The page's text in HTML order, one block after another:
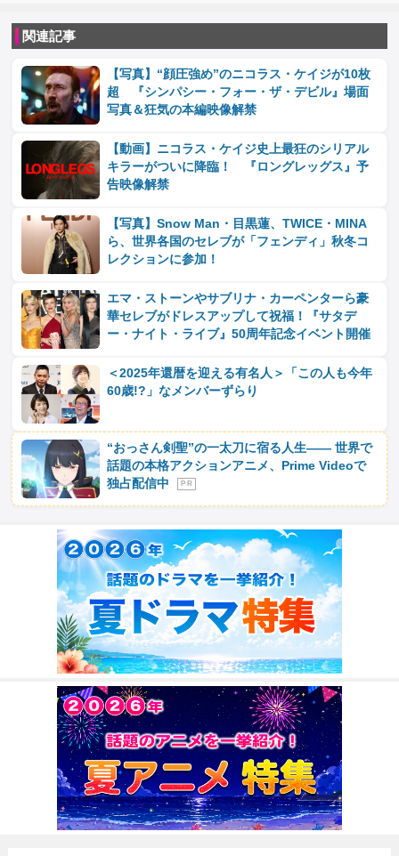
関連記事
【写真】“顔圧強め”のニコラス・ケイジが10枚
超 『シンパシー・フォー・ザ・デビル』場面
写真＆狂気の本編映像解禁
【動画】ニコラス・ケイジ史上最狂のシリアル
キラーがついに降臨！ 『ロングレッグス』予
告映像解禁
【写真】Snow Man・目黒蓮、TWICE・MINA
ら、世界各国のセレブが「フェンディ」秋冬コ
レクションに参加！
エマ・ストーンやサブリナ・カーペンターら豪
華セレブがドレスアップして祝福！『サタデ
ー・ナイト・ライブ』50周年記念イベント開催
＜2025年還暦を迎える有名人＞「この人も今年
60歳!?」なメンバーずらり
“おっさん剣聖”の一太刀に宿る人生―― 世界で
話題の本格アクションアニメ、Prime Videoで
独占配信中
P R